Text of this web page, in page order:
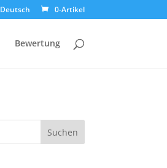
Deutsch 0-Artikel
Bewertung